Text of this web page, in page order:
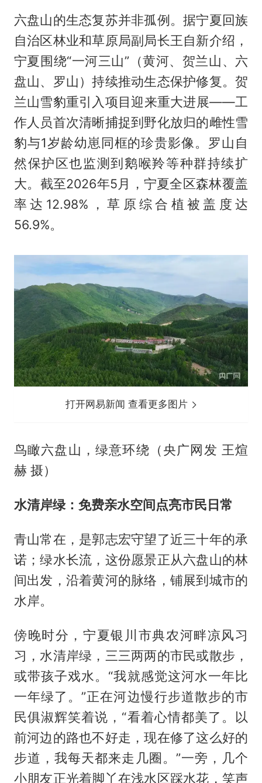
六盘山的生态复苏并非孤例。据宁夏回族
自治区林业和草原局副局长王自新介绍，
宁夏围绕“一河三山”（黄河、贺兰山、六
盘山、罗山）持续推动生态保护修复。贺
兰山雪豹重引入项目迎来重大进展——工
作人员首次清晰捕捉到野化放归的雌性雪
豹与1岁龄幼崽同框的珍贵影像。罗山自
然保护区也监测到鹅喉羚等种群持续扩
大。截至2026年5月，宁夏全区森林覆盖
率达12.98%，草原综合植被盖度达
56.9%。
打开网易新闻 查看更多图片
鸟瞰六盘山，绿意环绕（央广网发 王煊
赫 摄）
水清岸绿：免费亲水空间点亮市民日常
青山常在，是郭志宏守望了近三十年的承
诺；绿水长流，这份愿景正从六盘山的林
间出发，沿着黄河的脉络，铺展到城市的
水岸。
傍晚时分，宁夏银川市典农河畔凉风习
习，水清岸绿，三三两两的市民或散步，
或带孩子戏水。“我就感觉这河水一年比
一年绿了。”正在河边慢行步道散步的市
民俱淑辉笑着说，“看着心情都美了。以
前河边的路也不好走，现在修了这么好的
步道，我每天都来走几圈。”一旁，几个
小朋友正光着脚丫在浅水区踩水花，笑声